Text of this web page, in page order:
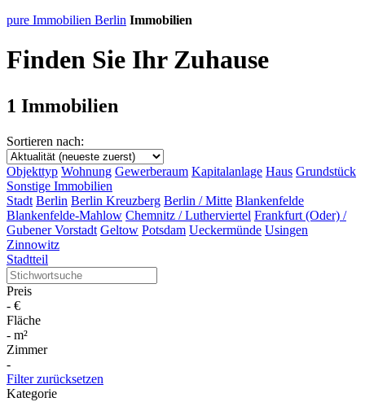
pure Immobilien Berlin Immobilien
Finden Sie Ihr Zuhause
1 Immobilien
Sortieren nach:
Objekttyp Wohnung Gewerberaum Kapitalanlage Haus Grundstück
Sonstige Immobilien
Stadt Berlin Berlin Kreuzberg Berlin / Mitte Blankenfelde
Blankenfelde-Mahlow Chemnitz / Lutherviertel Frankfurt (Oder) /
Gubener Vorstadt Geltow Potsdam Ueckermünde Usingen
Zinnowitz
Stadtteil
Preis
- €
Fläche
- m²
Zimmer
-
Filter zurücksetzen
Kategorie